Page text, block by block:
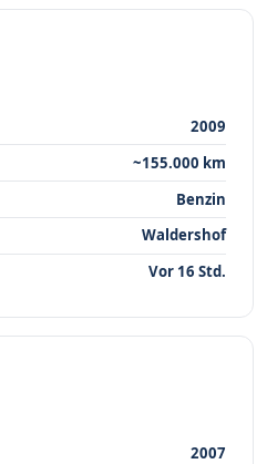
2009
~155.000 km
Benzin
Waldershof
Vor 16 Std.
2007